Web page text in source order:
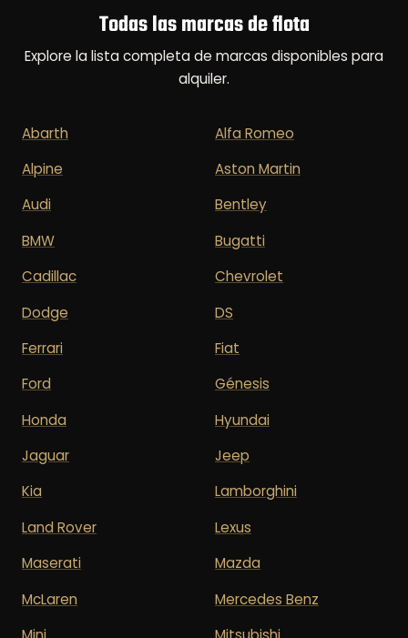
Todas las marcas de flota
Explore la lista completa de marcas disponibles para
alquiler.
Abarth
Alfa Romeo
Alpine
Aston Martin
Audi
Bentley
BMW
Bugatti
Cadillac
Chevrolet
Dodge
DS
Ferrari
Fiat
Ford
Génesis
Honda
Hyundai
Jaguar
Jeep
Kia
Lamborghini
Land Rover
Lexus
Maserati
Mazda
McLaren
Mercedes Benz